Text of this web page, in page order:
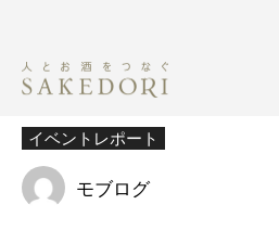
イベントレポート
モブログ